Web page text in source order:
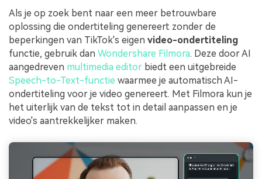
Als je op zoek bent naar een meer betrouwbare
oplossing die ondertiteling genereert zonder de
beperkingen van TikTok's eigen video-ondertiteling
functie, gebruik dan Wondershare Filmora. Deze door AI
aangedreven multimedia editor biedt een uitgebreide
Speech-to-Text-functie waarmee je automatisch AI-
ondertiteling voor je video genereert. Met Filmora kun je
het uiterlijk van de tekst tot in detail aanpassen en je
video's aantrekkelijker maken.